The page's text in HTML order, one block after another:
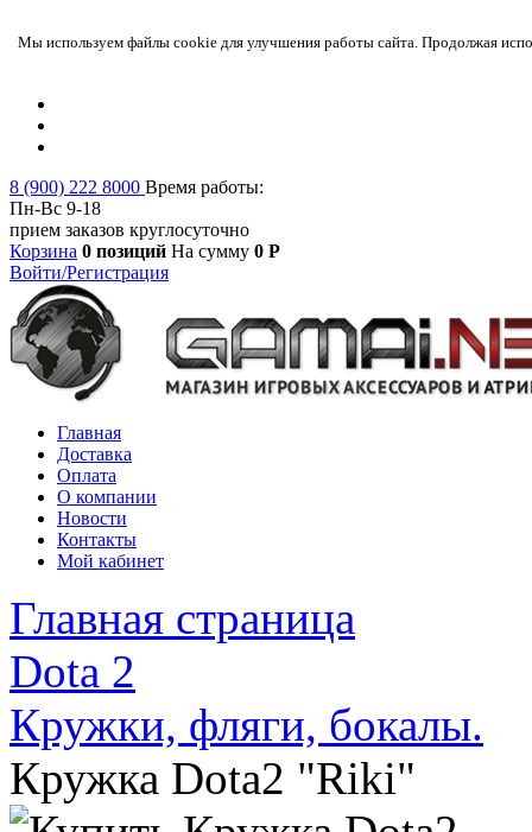
Мы используем файлы cookie для улучшения работы сайта. Продолжая
8 (900) 222 8000 Время работы:
Пн-Вс 9-18
прием заказов круглосуточно
Корзина 0 позиций На сумму 0 Р
Войти/Регистрация
Главная
Доставка
Оплата
О компании
Новости
Контакты
Мой кабинет
Главная страница
Dota 2
Кружки, фляги, бокалы.
Кружка Dota2 "Riki"